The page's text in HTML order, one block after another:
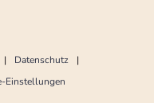
Datenschutz
Einstellungen